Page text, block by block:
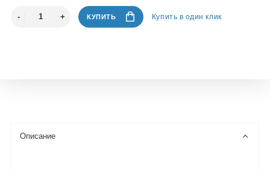
КУПИТЬ Купить в один клик
Описание